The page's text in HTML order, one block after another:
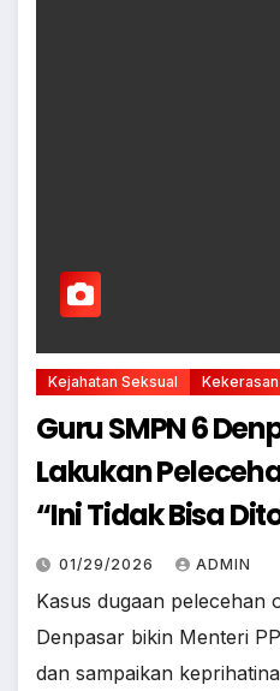
Kejahatan Seksual
Guru SMPN 6
Lakukan
“Ini Tidak Bisa
01/29/2026 ADMIN
Kasus dugaan pelecehan
Denpasar bikin Menteri
dan sampaikan